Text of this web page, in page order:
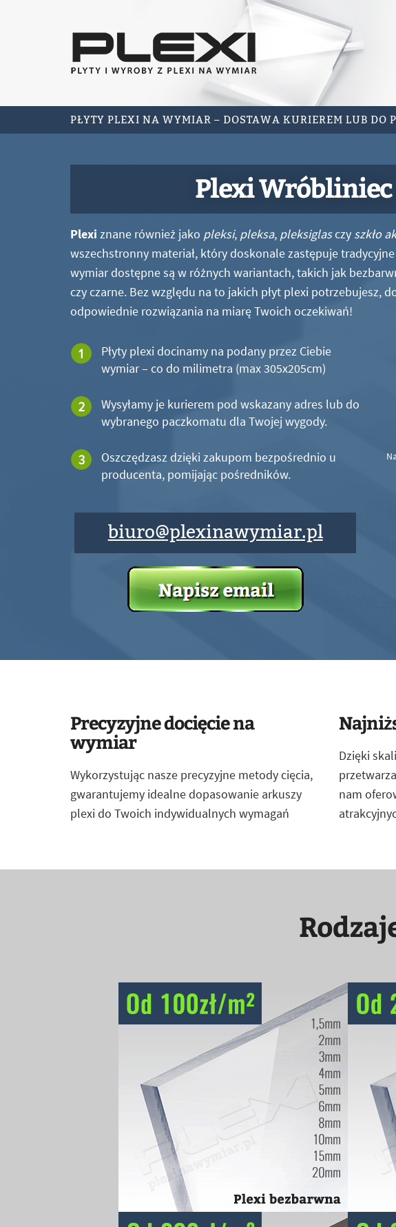
PŁYTY PLEXI NA WYMIAR – DOSTAWA KURIEREM LUB DO
Plexi Wróbliniec
Plexi znane również jako pleksi, pleksa, pleksiglasczy szkło
wszechstronny materiał, który doskonale zastępuje tradycyjne
wymiar dostępne są w różnych wariantach, takich jak
czy czarne. Bez względu na to jakich płyt plexi potrzebujesz,
odpowiednie rozwiązania na miarę Twoich oczekiwań!
Płyty plexi docinamy na podany przez Ciebie
wymiar – co do milimetra (max 305x205cm)
Wysyłamy je kurierem pod wskazany adres lub do
wybranego paczkomatu dla Twojej wygody.
Oszczędzasz dzięki zakupom bezpośrednio u
producenta, pomijając pośredników.
biuro@plexinawymiar.pl
Precyzyjne docięcie na
wymiar
Wykorzystując nasze precyzyjne metody cięcia,
gwarantujemy idealne dopasowanie arkuszy
plexi do Twoich indywidualnych wymagań
Dzięki
nam